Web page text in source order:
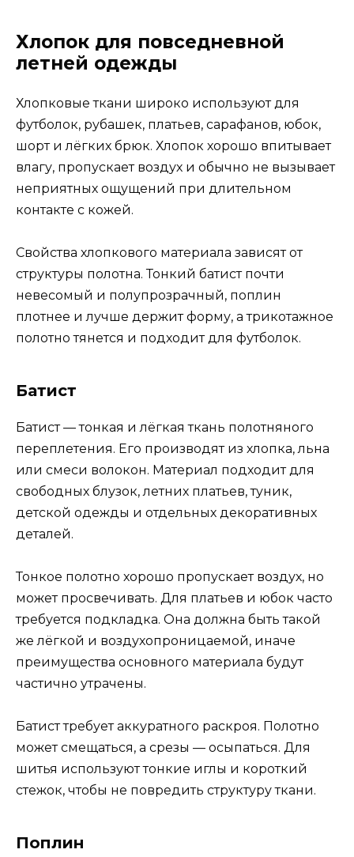
Хлопок для повседневной
летней одежды
Хлопковые ткани широко используют для
футболок, рубашек, платьев, сарафанов, юбок,
шорт и лёгких брюк. Хлопок хорошо впитывает
влагу, пропускает воздух и обычно не вызывает
неприятных ощущений при длительном
контакте с кожей.
Свойства хлопкового материала зависят от
структуры полотна. Тонкий батист почти
невесомый и полупрозрачный, поплин
плотнее и лучше держит форму, а трикотажное
полотно тянется и подходит для футболок.
Батист
Батист — тонкая и лёгкая ткань полотняного
переплетения. Его производят из хлопка, льна
или смеси волокон. Материал подходит для
свободных блузок, летних платьев, туник,
детской одежды и отдельных декоративных
деталей.
Тонкое полотно хорошо пропускает воздух, но
может просвечивать. Для платьев и юбок часто
требуется подкладка. Она должна быть такой
же лёгкой и воздухопроницаемой, иначе
преимущества основного материала будут
частично утрачены.
Батист требует аккуратного раскроя. Полотно
может смещаться, а срезы — осыпаться. Для
шитья используют тонкие иглы и короткий
стежок, чтобы не повредить структуру ткани.
Поплин